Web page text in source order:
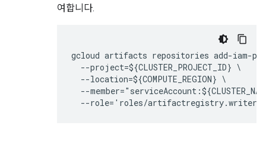
여합니다.
gcloud artifacts repositories add-iam-
  --project=${CLUSTER_PROJECT_ID} \
  --location=${COMPUTE_REGION} \
--
  --role='roles/artifactregistry.writer'